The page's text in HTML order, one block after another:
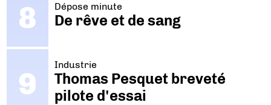
Dépose minute
De rêve et de sang
Industrie
Thomas Pesquet breveté
pilote d'essai